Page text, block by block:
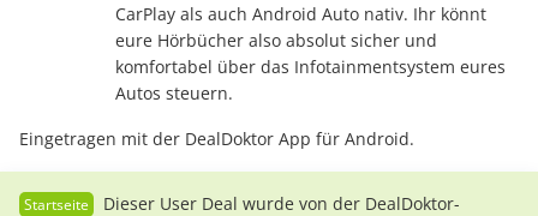
CarPlay als auch Android Auto nativ. Ihr könnt
eure Hörbücher also absolut sicher und
komfortabel über das Infotainmentsystem eures
Autos steuern.
Eingetragen mit der DealDoktor App für Android.
Dieser User Deal wurde von der DealDoktor-